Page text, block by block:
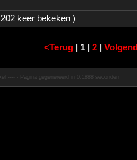
keer bekeken )
<Terug | 1 | 2|
---- - Pagina gegenereerd in 0.1888 seconden